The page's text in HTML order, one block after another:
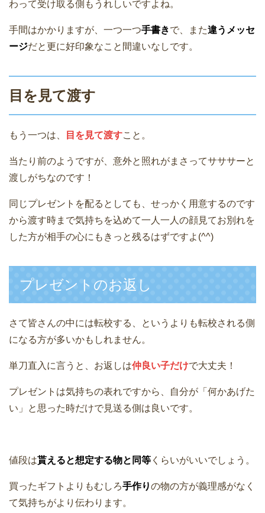
わって受け取る側もうれしいですよね。
手間はかかりますが、一つ一つ手書きで、また違うメッセ
ージだと更に好印象なこと間違いなしです。
目を見て渡す
もう一つは、 目を見て渡すこと。
当たり前のようですが、意外と照れがまさってサササーと
渡しがちなのです！
同じプレゼントを配るとしても、せっかく用意するのです
から渡す時まで気持ちを込めて一人一人の顔見てお別れを
した方が相手の心にもきっと残るはずですよ(^^)
プレゼントのお返し
さて皆さんの中には転校する、というよりも転校される側
になる方が多いかもしれません。
単刀直入に言うと、お返しは仲良い子だけで大丈夫！
プレゼントは気持ちの表れですから、自分が「何かあげた
い」と思った時だけで見送る側は良いです。
値段は貰えると想定する物と同等 くらいがいいでしょう。
買ったギフトよりもむしろ手作りの物の方が義理感がなく
て気持ちがより伝わります。